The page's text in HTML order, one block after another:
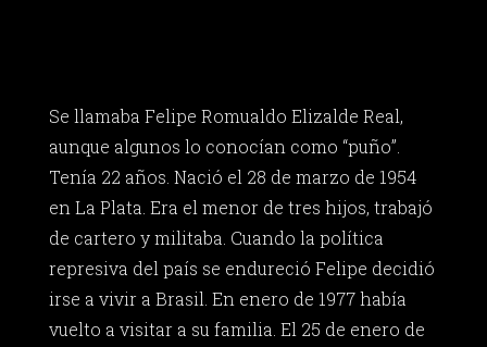
Se llamaba Felipe Romualdo Elizalde Real,
aunque algunos lo conocían como “puño”.
Tenía 22 años. Nació el 28 de marzo de 1954
en La Plata. Era el menor de tres hijos, trabajó
de cartero y militaba. Cuando la política
represiva del país se endureció Felipe decidió
irse a vivir a Brasil. En enero de 1977 había
vuelto a visitar a su familia. El 25 de enero de